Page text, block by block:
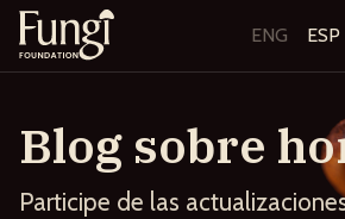
ENG ESP
Blog sobre
Participe de las